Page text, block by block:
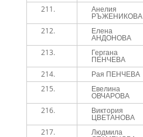
211. Анелия
РЪЖЕНИКОВА
212. Елена
АНДОНОВА
213. Гергана
ПЕНЧЕВА
214. Рая ПЕНЧЕВА
215.
Евелина
ОВЧАРОВА
216. Виктория
ЦВЕТАНОВА
217. Людмила